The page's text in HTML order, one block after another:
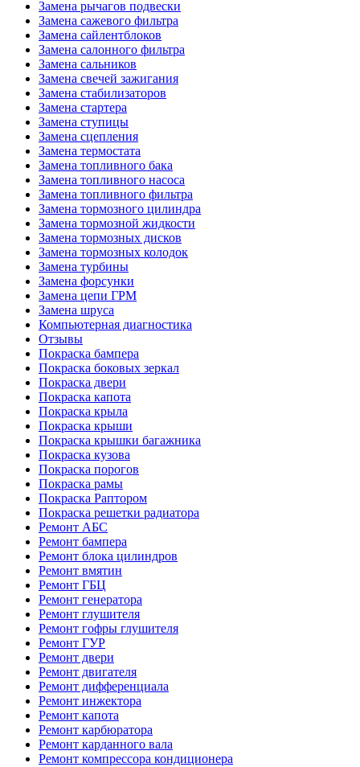
Замена рычагов подвески
Замена сажевого фильтра
Замена сайлентблоков
Замена салонного фильтра
Замена сальников
Замена свечей зажигания
Замена стабилизаторов
Замена стартера
Замена ступицы
Замена сцепления
Замена термостата
Замена топливного бака
Замена топливного насоса
Замена топливного фильтра
Замена тормозного цилиндра
Замена тормозной жидкости
Замена тормозных дисков
Замена тормозных колодок
Замена турбины
Замена форсунки
Замена цепи ГРМ
Замена шруса
Компьютерная диагностика
Отзывы
Покраска бампера
Покраска боковых зеркал
Покраска двери
Покраска капота
Покраска крыла
Покраска крыши
Покраска крышки багажника
Покраска кузова
Покраска порогов
Покраска рамы
Покраска Раптором
Покраска решетки радиатора
Ремонт АБС
Ремонт бампера
Ремонт блока цилиндров
Ремонт вмятин
Ремонт ГБЦ
Ремонт генератора
Ремонт глушителя
Ремонт гофры глушителя
Ремонт ГУР
Ремонт двери
Ремонт двигателя
Ремонт дифференциала
Ремонт инжектора
Ремонт капота
Ремонт карбюратора
Ремонт карданного вала
Ремонт компрессора кондиционера